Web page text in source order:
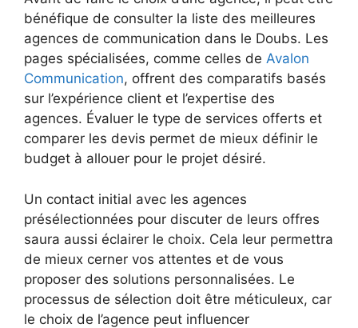
bénéfique de consulter la liste des meilleures
agences de communication dans le Doubs. Les
pages spécialisées, comme celles de Avalon
Communication, offrent des comparatifs basés
sur l’expérience client et l’expertise des
agences. Évaluer le type de services offerts et
comparer les devis permet de mieux définir le
budget à allouer pour le projet désiré.
Un contact initial avec les agences
présélectionnées pour discuter de leurs offres
saura aussi éclairer le choix. Cela leur permettra
de mieux cerner vos attentes et de vous
proposer des solutions personnalisées. Le
processus de sélection doit être méticuleux, car
le choix de l’agence peut influencer